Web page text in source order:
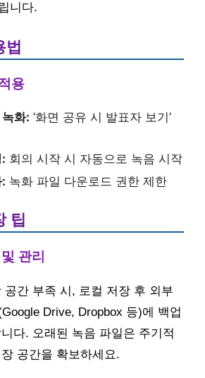
니다.
법
용
화: ‘화면 공유 시 발표자 보기’
회의 시작 시 자동으로 녹음 시작
녹화 파일 다운로드 권한 제한
팁
관리
공간 부족 시, 로컬 저장 후 외부
Drive, Dropbox 등)에 백업
다. 오래된 녹음 파일은 주기적
공간을 확보하세요.